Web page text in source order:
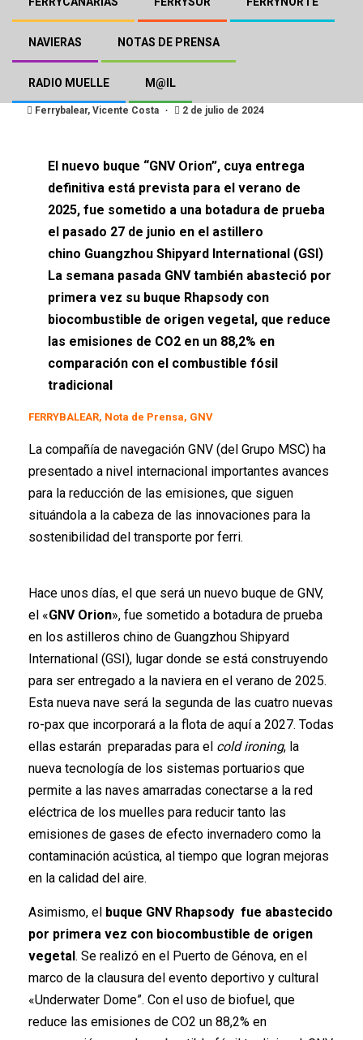
NAVIERAS NOTAS DE PRENSA
RADIO MUELLE M@IL
GNV apuesta por la
sostenibilidad de sus buques
Ferrybalear, Vicente Costa 2 de julio de 2024
El nuevo buque “GNV Orion”, cuya entrega
definitiva está prevista para el verano de
2025, fue sometido a una botadura de prueba
el pasado 27 de junio en el astillero
chino Guangzhou Shipyard International (GSI)
La semana pasada GNV también abasteció por
primera vez su buque Rhapsody con
biocombustible de origen vegetal, que reduce
las emisiones de CO2 en un 88,2% en
comparación con el combustible fósil
tradicional
FERRYBALEAR, Nota de Prensa, GNV
La compañía de navegación GNV (del Grupo MSC) ha
presentado a nivel internacional importantes avances
para la reducción de las emisiones, que siguen
situándola a la cabeza de las innovaciones para la
sostenibilidad del transporte por ferri.
Hace unos días, el que será un nuevo buque de GNV,
el «GNV Orion», fue sometido a botadura de prueba
en los astilleros chino de Guangzhou Shipyard
International (GSI), lugar donde se está construyendo
para ser entregado a la naviera en el verano de 2025.
Esta nueva nave será la segunda de las cuatro nuevas
ro-pax que incorporará a la flota de aquí a 2027. Todas
ellas estarán preparadas para el cold ironing, la
nueva tecnología de los sistemas portuarios que
permite a las naves amarradas conectarse a la red
eléctrica de los muelles para reducir tanto las
emisiones de gases de efecto invernadero como la
contaminación acústica, al tiempo que logran mejoras
en la calidad del aire.
Asimismo, el buque GNV Rhapsody fue abastecido
por primera vez con biocombustible de origen
vegetal. Se realizó en el Puerto de Génova, en el
marco de la clausura del evento deportivo y cultural
«Underwater Dome”. Con el uso de biofuel, que
reduce las emisiones de CO2 un 88,2% en